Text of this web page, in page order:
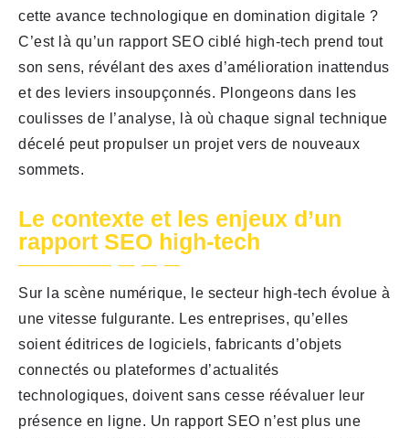
cette avance technologique en domination digitale ?
C’est là qu’un rapport SEO ciblé high-tech prend tout
son sens, révélant des axes d’amélioration inattendus
et des leviers insoupçonnés. Plongeons dans les
coulisses de l’analyse, là où chaque signal technique
décelé peut propulser un projet vers de nouveaux
sommets.
Le contexte et les enjeux d’un
rapport SEO high-tech
Sur la scène numérique, le secteur high-tech évolue à
une vitesse fulgurante. Les entreprises, qu’elles
soient éditrices de logiciels, fabricants d’objets
connectés ou plateformes d’actualités
technologiques, doivent sans cesse réévaluer leur
présence en ligne. Un rapport SEO n’est plus une